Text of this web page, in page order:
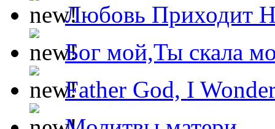
Любовь Приходит
Бог мой,Ты скала
Father God, I